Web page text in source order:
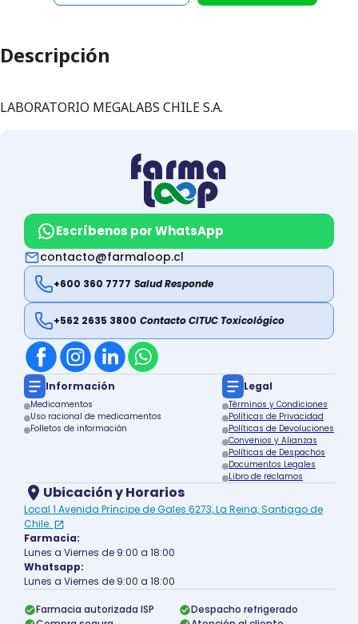
Descripción
LABORATORIO MEGALABS CHILE S.A.
Escríbenos por WhatsApp
contacto@farmaloop.cl
+600 360 7777 Salud Responde
+562 2635 3800 Contacto CITUC Toxicológico
Información
Medicamentos
Uso racional de medicamentos
Folletos de información
Legal
Términos y Condiciones
Políticas de Privacidad
Políticas de Devoluciones
Convenios y Alianzas
Políticas de Despachos
Documentos Legales
Libro de reclamos
Ubicación y Horarios
Local 1 Avenida Príncipe de Gales 6273, La Reina, Santiago de
Chile.
Farmacia:
Lunes a Viernes de 9:00 a 18:00
Whatsapp:
Lunes a Viernes de 9:00 a 18:00
Farmacia autorizada ISP
Despacho refrigerado